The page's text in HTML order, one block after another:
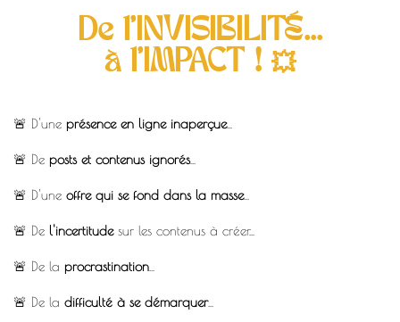
De l'INVISIBILITÉ...
à l'IMPACT ! 💥
🚨 D'une présence en ligne inaperçue...
🚨 De posts et contenus ignorés...
🚨 D'une offre qui se fond dans la masse...
🚨 De l'incertitudesur les contenus à créer...
🚨 De la procrastination
🚨 De la difficulté à se démarquer...